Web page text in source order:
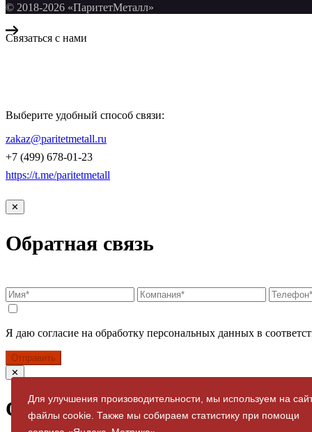
© 2018-2026 «ПаритетМеталл»
Связаться с нами
Выберите удобный способ связи:
zakaz@paritetmetall.ru
+7 (499) 678-01-23
https://t.me/paritetmetall
Для улучшения произоводительности, мы используем на
файлы cookie. Также мы собираем статистику при помощи
✕
Обратная связь
Я даю согласие на обработку персональных данных в
Отправить
✕
Спасибо за заявку